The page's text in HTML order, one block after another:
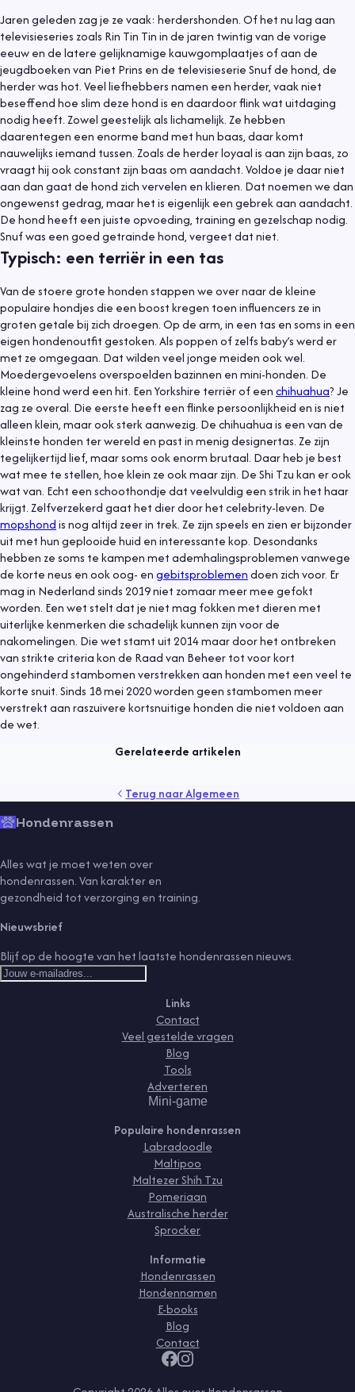
Jaren geleden zag je ze vaak: herdershonden. Of het nu lag aan
televisieseries zoals Rin Tin Tin in de jaren twintig van de vorige
eeuw en de latere gelijknamige kauwgomplaatjes of aan de
jeugdboeken van Piet Prins en de televisieserie Snuf de hond, de
herder was hot. Veel liefhebbers namen een herder, vaak niet
beseffend hoe slim deze hond is en daardoor flink wat uitdaging
nodig heeft. Zowel geestelijk als lichamelijk. Ze hebben
daarentegen een enorme band met hun baas, daar komt
nauwelijks iemand tussen. Zoals de herder loyaal is aan zijn baas, zo
vraagt hij ook constant zijn baas om aandacht. Voldoe je daar niet
aan dan gaat de hond zich vervelen en klieren. Dat noemen we dan
ongewenst gedrag, maar het is eigenlijk een gebrek aan aandacht.
De hond heeft een juiste opvoeding, training en gezelschap nodig.
Snuf was een goed getrainde hond, vergeet dat niet.
Typisch: een terriër in een tas
Van de stoere grote honden stappen we over naar de kleine
populaire hondjes die een boost kregen toen influencers ze in
groten getale bij zich droegen. Op de arm, in een tas en soms in een
eigen hondenoutfit gestoken. Als poppen of zelfs baby’s werd er
met ze omgegaan. Dat wilden veel jonge meiden ook wel.
Moedergevoelens overspoelden bazinnen en mini-honden. De
kleine hond werd een hit. Een Yorkshire terriër of eenchihuahua? Je
zag ze overal. Die eerste heeft een flinke persoonlijkheid en is niet
alleen klein, maar ook sterk aanwezig. De chihuahua is een van de
kleinste honden ter wereld en past in menig designertas. Ze zijn
tegelijkertijd lief, maar soms ook enorm brutaal. Daar heb je best
wat mee te stellen, hoe klein ze ook maar zijn. De Shi Tzu kan er ook
wat van. Echt een schoothondje dat veelvuldig een strik in het haar
krijgt. Zelfverzekerd gaat het dier door het celebrity-leven. De
mopshondis nog altijd zeer in trek. Ze zijn speels en zien er bijzonder
uit met hun geplooide huid en interessante kop. Desondanks
hebben ze soms te kampen met ademhalingsproblemen vanwege
de korte neus en ook oog- engebitsproblemendoen zich voor. Er
mag in Nederland sinds 2019 niet zomaar meer mee gefokt
worden. Een wet stelt dat je niet mag fokken met dieren met
uiterlijke kenmerken die schadelijk kunnen zijn voor de
nakomelingen. Die wet stamt uit 2014 maar door het ontbreken
van strikte criteria kon de Raad van Beheer tot voor kort
ongehinderd stambomen verstrekken aan honden met een veel te
korte snuit. Sinds 18 mei 2020 worden geen stambomen meer
verstrekt aan raszuivere kortsnuitige honden die niet voldoen aan
de wet.
Gerelateerde artikelen
sporttrainingvaccinatiesverzorgingvlooien
Algemeen 9 mei 2021
Een hond adopteren
Terug naarAlgemeen
Hondenrassen
Alles wat je moet weten over
hondenrassen. Van karakter en
gezondheid tot verzorging en training.
Nieuwsbrief
Blijf op de hoogte van het laatste hondenrassen nieuws.
Links
Contact
Veel gestelde vragen
Blog
Tools
Adverteren
Mini-game
Populaire hondenrassen
Labradoodle
Maltipoo
Maltezer Shih Tzu
Pomeriaan
Australische herder
Sprocker
Informatie
Hondenrassen
Hondennamen
E-books
Blog
Contact